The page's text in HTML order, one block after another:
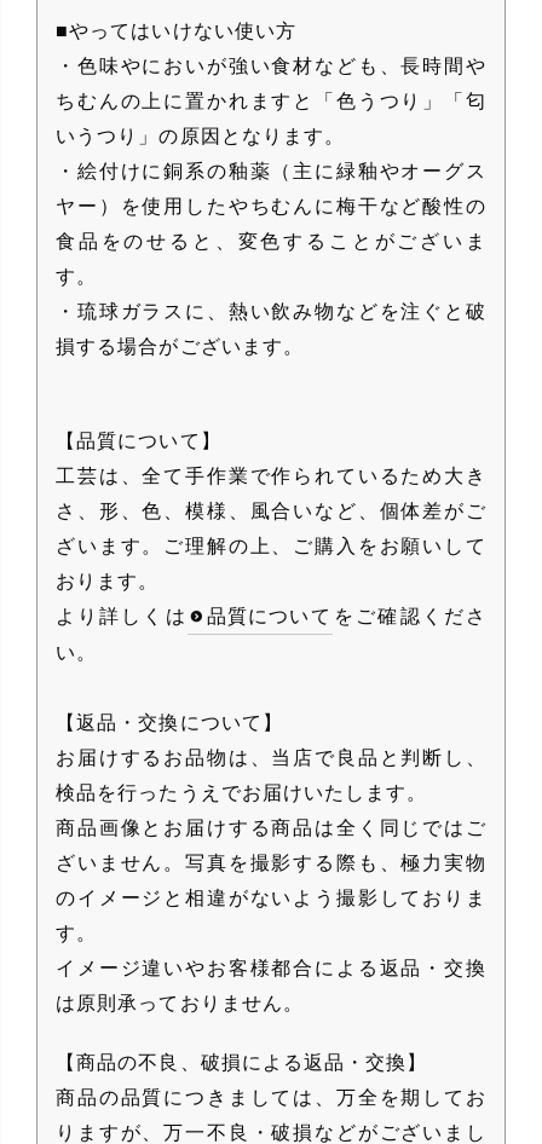
■やってはいけない使い方
・色味やにおいが強い食材なども、長時間や
ちむんの上に置かれますと「色うつり」「匂
いうつり」の原因となります。
・絵付けに銅系の釉薬（主に緑釉やオーグス
ヤー）を使用したやちむんに梅干など酸性の
食品をのせると、変色することがございま
す。
・琉球ガラスに、熱い飲み物などを注ぐと破
損する場合がございます。
【品質について】
工芸は、全て手作業で作られているため大き
さ、形、色、模様、風合いなど、個体差がご
ざいます。ご理解の上、ご購入をお願いして
おります。
より詳しくは
品質について をご確認くださ
い。
【返品・交換について】
お届けするお品物は、当店で良品と判断し、
検品を行ったうえでお届けいたします。
商品画像とお届けする商品は全く同じではご
ざいません。写真を撮影する際も、極力実物
のイメージと相違がないよう撮影しておりま
す。
イメージ違いやお客様都合による返品・交換
は原則承っておりません。
【商品の不良、破損による返品・交換】
商品の品質につきましては、万全を期してお
りますが、万一不良・破損などがございまし